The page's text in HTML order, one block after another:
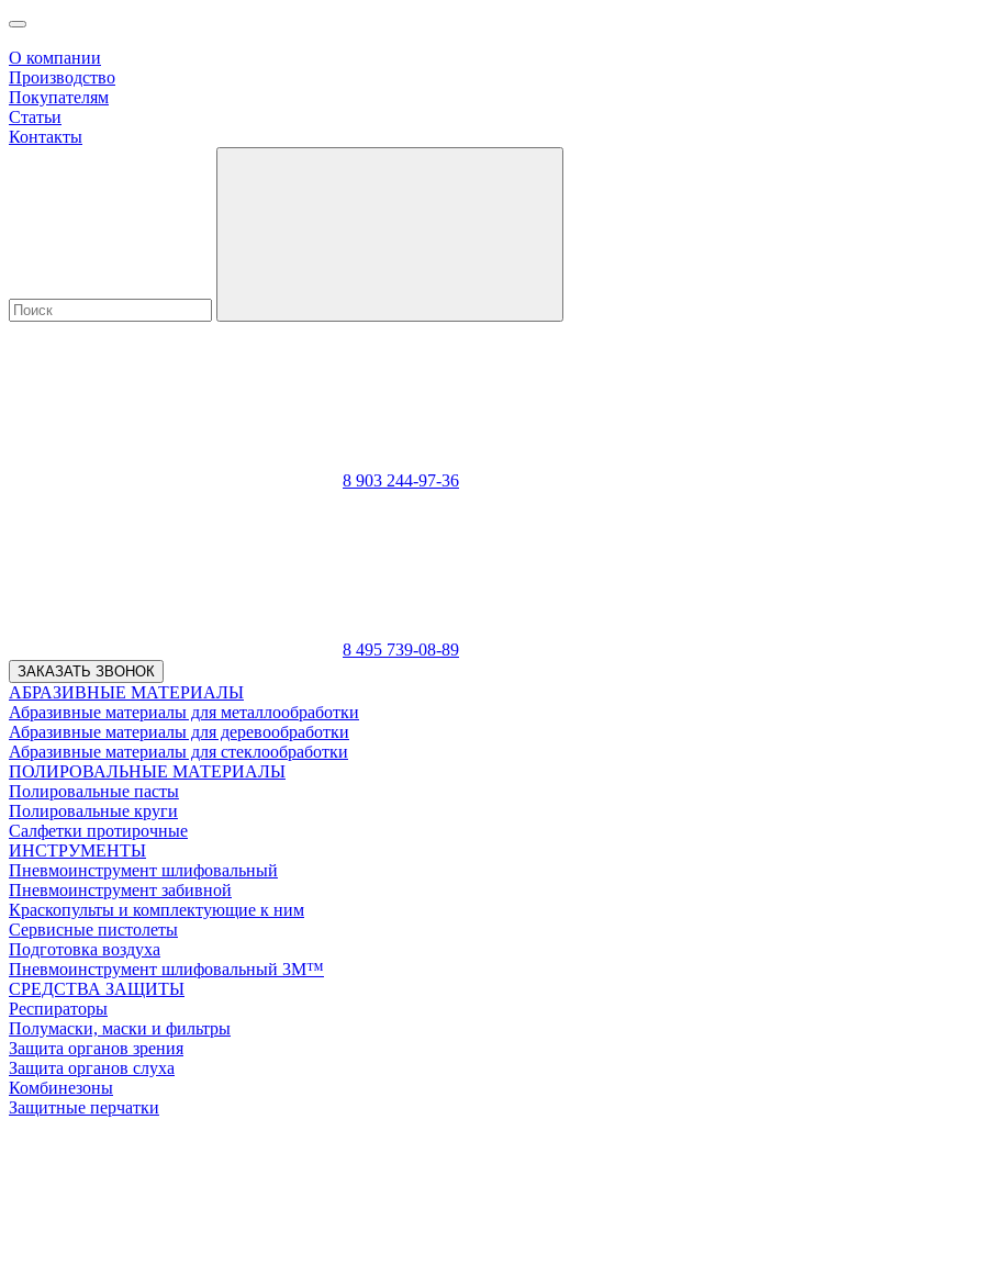
О компании
Производство
Покупателям
Статьи
Контакты
8 903 244-97-36
8 495 739-08-89
ЗАКАЗАТЬ ЗВОНОК
АБРАЗИВНЫЕ МАТЕРИАЛЫ
Абразивные материалы для металлообработки
Абразивные материалы для деревообработки
Абразивные материалы для стеклообработки
ПОЛИРОВАЛЬНЫЕ МАТЕРИАЛЫ
Полировальные пасты
Полировальные круги
Салфетки протирочные
ИНСТРУМЕНТЫ
Пневмоинструмент шлифовальный
Пневмоинструмент забивной
Краскопульты и комплектующие к ним
Сервисные пистолеты
Подготовка воздуха
Пневмоинструмент шлифовальный 3M™
СРЕДСТВА ЗАЩИТЫ
Респираторы
Полумаски, маски и фильтры
Защита органов зрения
Защита органов слуха
Комбинезоны
Защитные перчатки